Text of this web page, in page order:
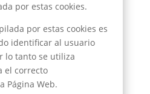
por estas cookies.
por estas cookies es
identificar al usuario
lo tanto se utiliza
el correcto
Página Web.